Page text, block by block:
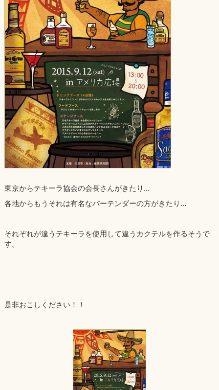
東京からテキーラ協会の会長さんがきたり...
各地からもうそれは有名なバーテンダーの方がきたり...
それぞれが違うテキーラを使用して違うカクテルを作るそうで
す。
是非おこしください！！